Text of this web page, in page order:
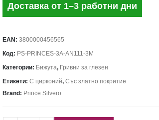
Доставка от 1–3 работни дни
EAN:3800000456565
Код: PS-PRINCES-3A-AN111-3M
Категории: Бижута, Гривни за глезен
Етикети:С цирконий,Със златно покритие
Brand: Prince Silvero